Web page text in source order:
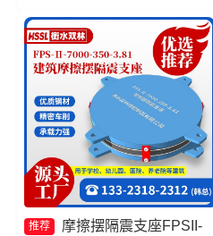
推荐
摩擦摆隔震支座FPSII-